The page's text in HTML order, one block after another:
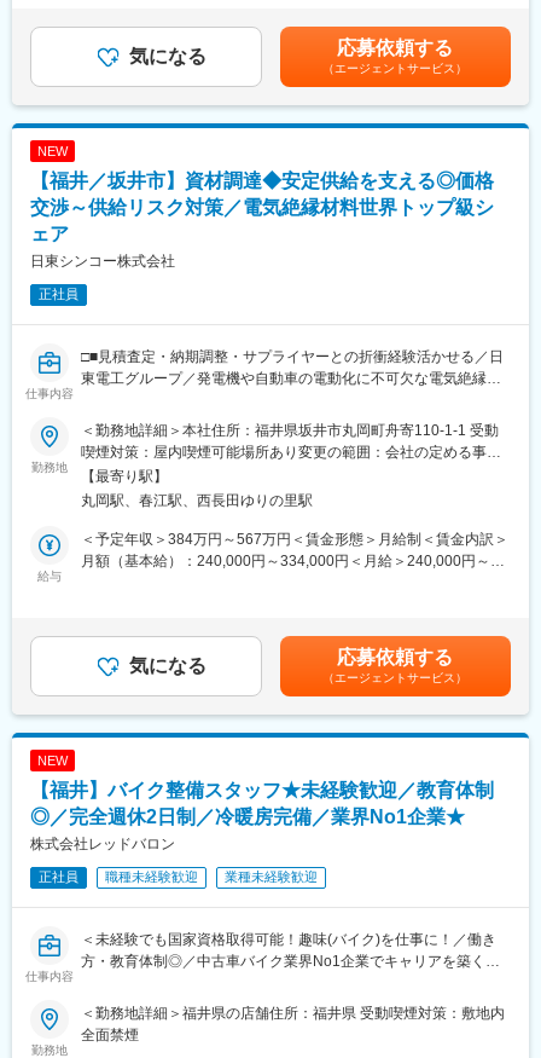
まずは下記の業務からお任せします。
将来的には、当社の仕入れ窓口の主担当として、価格や品質の交
渉・折衝を担当いただく想定です。
◇材料の価格や変更に関する情報の収集
目指せるポジションです。
気になる 応募依頼する
（エージェントサービス）
NEW
【福井／坂井市】資材調達◆安定供給を支える◎価格
交渉～供給リスク対策／電気絶縁材料世界トップ級シ
ェア
日東シンコー株式会社
正社員
仕事内容
□■見積査定・納期調整・サプライヤーとの折衝経験活かせる／日
東電工グループ／発電機や自動車の電動化に不可欠な電気絶縁材
定基盤◎■□
■業務概要：
＜災害時にも供給を途切れさせない仕組みを管理＞
製品に使用する材料の調達・購買業務をお任せします。
■業務詳細：
◇サプライヤーとの価格妥当性の見極め・品質に関する交渉
◇開発部門と連携した新規材料のメーカー調査や選定
◇サプライヤーの環境・社会対応（ESG）状況の確認・推進
■キャリアパス：
材料4M対応など、事業継続の要となる調達へのキャリアアップを
目指せるポジションです。
勤務地
＜勤務地詳細＞本社住所：福井県坂井市丸岡町舟寄110-1-1 受動
喫煙対策：屋内喫煙可能場所あり変更の範囲：会社の定める事業
所【最寄り駅】
丸岡駅、春江駅、西長田ゆりの里駅
給与
＜予定年収＞384万円～567万円＜賃金形態＞月給制＜賃金内訳＞
月額（基本給）：240,000円～334,000円＜月給＞240,000円～
気になる 応募依頼する
（エージェントサービス）
NEW
【福井】バイク整備スタッフ★未経験歓迎／教育体制
◎／完全週休2日制／冷暖房完備／業界No1企業★
株式会社レッドバロン
正社員 職種未経験歓迎 業種未経験歓迎
仕事内容
＜未経験でも国家資格取得可能！趣味(バイク)を仕事に！／働き
方・教育体制◎／中古車バイク業界No1企業でキャリアを築く／
■業務内容
お客様の安全を守り、快適なバイクライフを送っていただくた
勤務地
＜勤務地詳細＞福井県の店舗住所：福井県 受動喫煙対策：敷地内
全面禁煙